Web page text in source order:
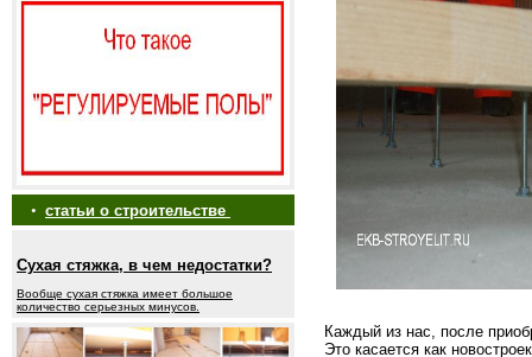
• статьи о строительстве
Сухая стяжка, в чем недостатки?
Вообще сухая стяжка имеет большое
количество серьезных минусов.
Каждый из нас, после
Это касается как